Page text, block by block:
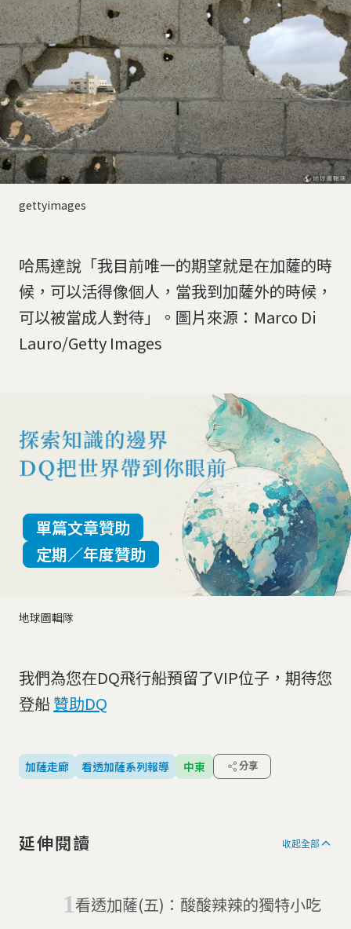
gettyimages
哈馬達說「我目前唯一的期望就是在加薩的時
候，可以活得像個人，當我到加薩外的時候，
可以被當成人對待」。圖片來源：Marco Di
Lauro/Getty Images
地球圖輯隊
單篇文章贊助
定期／年度贊助
我們為您在DQ飛行船預留了VIP位子，期待您
登船贊助DQ
加薩走廊 看透加薩系列報導 中東 分享
延伸閱讀 收起全部
看透加薩(五)：酸酸辣辣的獨特小吃